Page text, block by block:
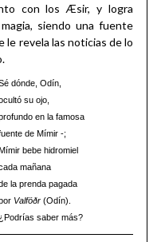
con los Æsir, y logra
siendo una fuente
le revela las noticias de lo
dónde, Odín,
su ojo,
en la famosa
de Mímir -;
bebe hidromiel
mañana
la prenda pagada
Valföðr(Odín).
¿Podrías saber más?